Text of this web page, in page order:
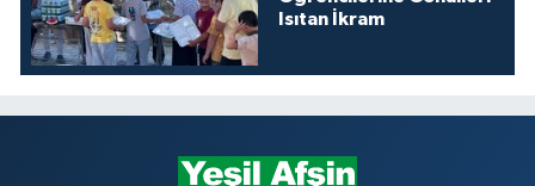
Isıtan İkram